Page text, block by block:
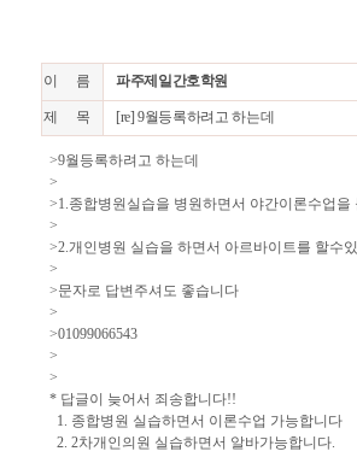
이 름 파주제일간호학원
제 목 [re] 9월등록하려고 하는데
>9월등록하려고 하는데
>
>1.종합병원실습을 병원하면서 야간이론수업을
>
>2.개인병원 실습을 하면서 아르바이트를 할수
>
>문자로 답변주셔도 좋습니다
>
>01099066543
>
>
* 답글이 늦어서 죄송합니다!!
1. 종합병원 실습하면서 이론수업 가능합니다
2. 2차개인의원 실습하면서 알바가능합니다.